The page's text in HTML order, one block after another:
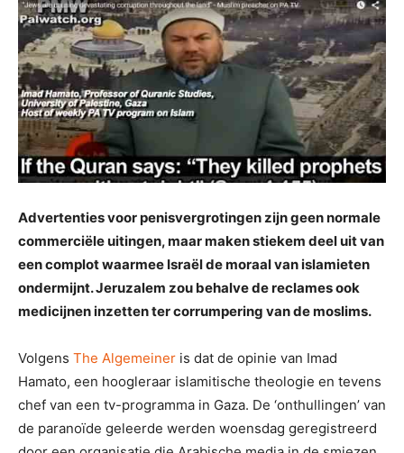
Advertenties voor penisvergrotingen zijn geen normale
commerciële uitingen, maar maken stiekem deel uit van
een complot waarmee Israël de moraal van islamieten
ondermijnt. Jeruzalem zou behalve de reclames ook
medicijnen inzetten ter corrumpering van de moslims.
Volgens The Algemeiner is dat de opinie van Imad
Hamato, een hoogleraar islamitische theologie en tevens
chef van een tv-programma in Gaza. De ‘onthullingen’ van
de paranoïde geleerde werden woensdag geregistreerd